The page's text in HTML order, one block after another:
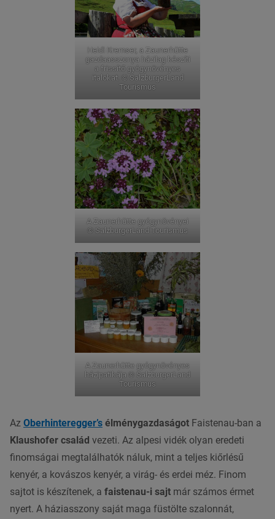
Heidi Kremser, a Zaunerhütte
gazdaasszonya házilag készíti
a frissítő gyógynövényes
italokat. © SalzburgerLand
Tourismus
A Zaunerhütte gyógynövényei
© SalzburgerLand Tourismus
A Zaunerhütte gyógynövényes
házipatikája © SalzburgerLand
Tourismus
Az Oberhinteregger’s élménygazdaságot Faistenau-ban a
Klaushofer család vezeti. Az alpesi vidék olyan eredeti
finomságai megtalálhatók náluk, mint a teljes kiőrlésű
kenyér, a kovászos kenyér, a virág- és erdei méz. Finom
sajtot is készítenek, a faistenau-i sajt már számos érmet
nyert. A háziasszony saját maga füstölte szalonnát,